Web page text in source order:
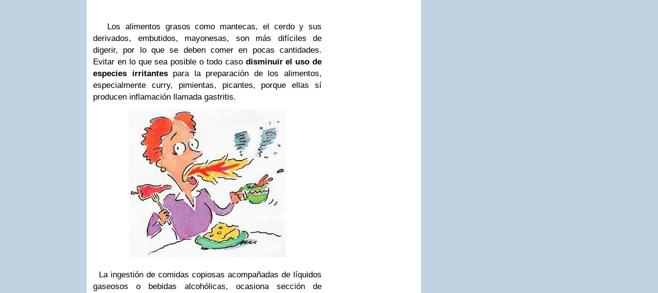
Los alimentos grasos como mantecas, el cerdo y sus
derivados, embutidos, mayonesas, son más difíciles de
digerir, por lo que se deben comer en pocas cantidades.
Evitar en lo que sea posible o todo caso disminuir el uso de
especies irritantespara la preparación de los alimentos,
especialmente curry, pimientas, picantes, porque ellas sí
producen inflamación llamada gastritis.
La ingestión de comidas copiosas acompañadas de líquidos
gaseosos o bebidas alcohólicas, ocasiona sección de